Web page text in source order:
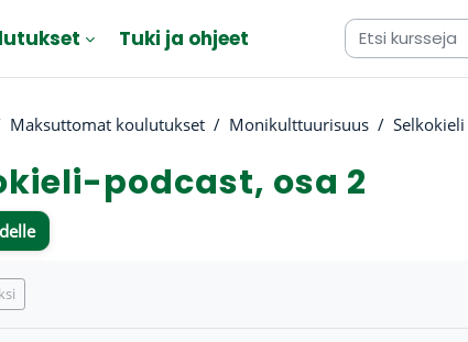
Tuki ja ohjeet
Maksuttomat koulutukset Monikulttuurisuus Selkokieli
podcast, osa 2